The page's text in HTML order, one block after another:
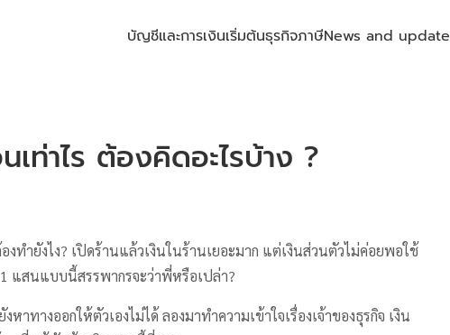
บัญชีและการเงินเริ่มต้นธุรกิจภาษีNews and update
เท่าไร ต้องคิดอะไรบ้าง ?
งทำยังไง? เปิดร้านแล้วเงินในร้านเยอะมาก แต่เงินส่วนตัวไม่ค่อยพอใช้
1 แสนแบบนี้สรรพากรจะว่าพี่หรือเปล่า?
าทางออกให้ตัวเองไม่ได้ ลองมาทำความเข้าใจเรื่องเจ้าของธุรกิจ เงิน